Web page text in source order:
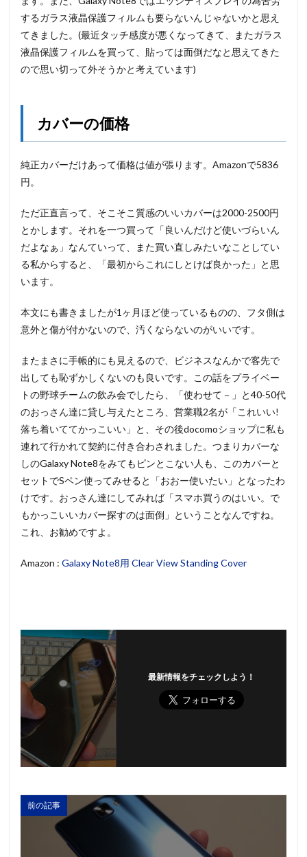
するガラス液晶保護フィルムも要らないんじゃないかと思え
てきました。(最近タッチ感度が悪くなってきて、またガラス
液晶保護フィルムを買って、貼っては面倒だなと思えてきた
ので思い切って外そうかと考えています)
カバーの価格
純正カバーだけあって価格は値が張ります。Amazonで5836
円。
ただ正直言って、そこそこ質感のいいカバーは2000-2500円
とかします。それを一つ買って「良いんだけど使いづらいん
だよなぁ」なんていって、また買い直しみたいなことしてい
る私からすると、「最初からこれにしとけば良かった」と思
います。
本文にも書きましたが1ヶ月ほど使っているものの、フタ側は
意外と傷が付かないので、汚くならないのがいいです。
またまさに手帳的にも見えるので、ビジネスなんかで客先で
出しても恥ずかしくないのも良いです。この話をプライベー
トの野球チームの飲み会でしたら、「使わせて－」と40-50代
のおっさん達に貸し与えたところ、営業職2名が「これいい!
落ち着いててかっこいい」と、その後docomoショップに私も
連れて行かれて契約に付き合わされました。つまりカバーな
しのGalaxy Note8をみてもピンとこない人も、このカバーと
セットでSペン使ってみせると「おおー使いたい」となったわ
けです。おっさん達にしてみれば「スマホ買うのはいい。で
もかっこいいカバー探すのは面倒」ということなんですね。
これ、お勧めですよ。
Amazon : Galaxy Note8用 Clear View Standing Cover
最新情報をチェックしよう！
前の記事